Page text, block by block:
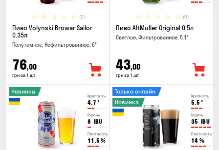
(0)
Пиво Volynski Browar Sailor
0.35л
Полутемное, Нефильтрованное, 6°
76,00
грн за 1 шт
(0)
Пиво AltMuller Original 0.5л
Светлое, Фильтрованное, 5.1°
43,00
грн за 1 шт
Крепость
4.7 °
Горечь
8 IBU
Плотность
11.5 %
Новинка
Крепость
5.5 °
Горечь
35 IBU
Плотность
14 %
Только онлайн
Новинка